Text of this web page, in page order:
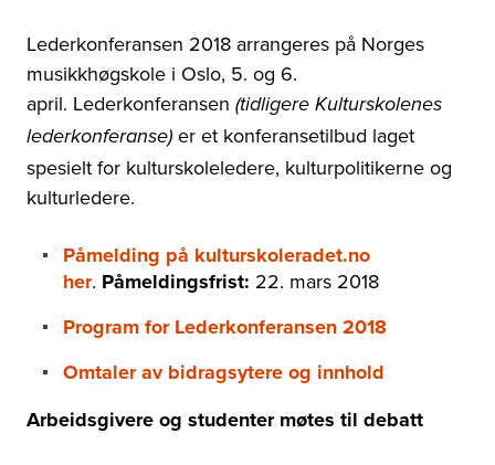
Lederkonferansen 2018 arrangeres på Norges
musikkhøgskole i Oslo, 5. og 6.
april. Lederkonferansen (tidligere Kulturskolenes
lederkonferanse) er et konferansetilbud laget
spesielt for kulturskoleledere, kulturpolitikerne og
kulturledere.
Påmelding på kulturskoleradet.no
her. Påmeldingsfrist: 22. mars 2018
Program for Lederkonferansen 2018
Omtaler av bidragsytere og innhold
Arbeidsgivere og studenter møtes til debatt